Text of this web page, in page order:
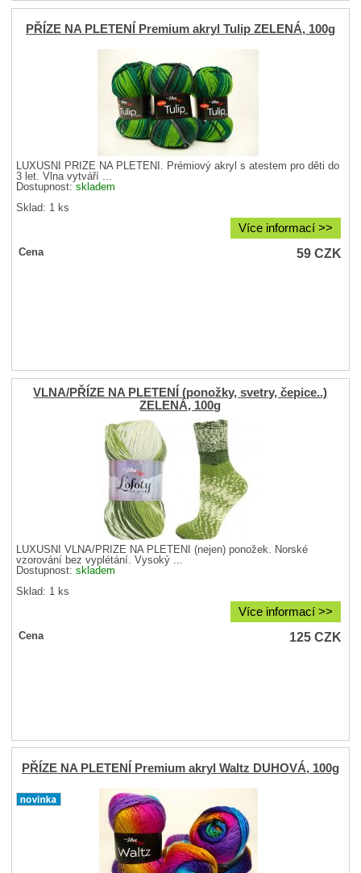
PŘÍZE NA PLETENÍ Premium akryl Tulip ZELENÁ, 100g
LUXUSNÍ PŘÍZE NA PLETENÍ. Prémiový akryl s atestem pro děti do
3 let. Vlna vytváří ...
Dostupnost:skladem
Sklad: 1 ks
Více informací >>
Cena 59CZK
VLNA/PŘÍZE NA PLETENÍ (ponožky, svetry, čepice..)
ZELENÁ, 100g
LUXUSNÍ VLNA/PŘÍZE NA PLETENÍ (nejen) ponožek. Norské
vzorování bez vyplétání. Vysoký ...
Dostupnost:skladem
Sklad: 1 ks
Více informací >>
Cena 125CZK
PŘÍZE NA PLETENÍ Premium akryl Waltz DUHOVÁ, 100g